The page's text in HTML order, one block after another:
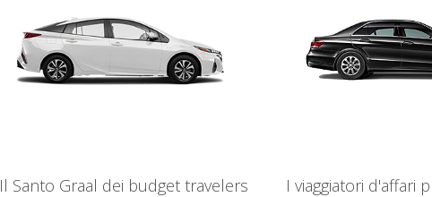
Il Santo Graal dei budget travelers I viaggiatori d'affari